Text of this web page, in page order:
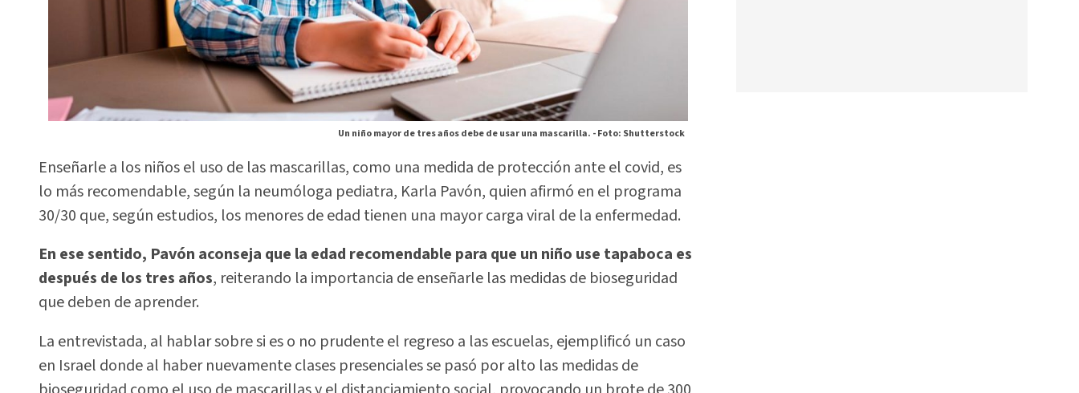
Un niño mayor de tres años debe de usar una mascarilla. -Foto: Shutterstock
Enseñarle a los niños el uso de las mascarillas, como una medida de protección ante el covid, es
lo más recomendable, según la neumóloga pediatra, Karla Pavón, quien afirmó en el programa
30/30 que, según estudios, los menores de edad tienen una mayor carga viral de la enfermedad.
En ese sentido, Pavón aconseja que la edad recomendable para que un niño use tapaboca es
después de los tres años, reiterando la importancia de enseñarle las medidas de bioseguridad
que deben de aprender.
La entrevistada, al hablar sobre si es o no prudente el regreso a las escuelas, ejemplificó un caso
en Israel donde al haber nuevamente clases presenciales se pasó por alto las medidas de